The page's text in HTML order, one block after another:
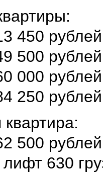
450 рублей
500 рублей
000 рублей
250 рублей
500 рублей
630